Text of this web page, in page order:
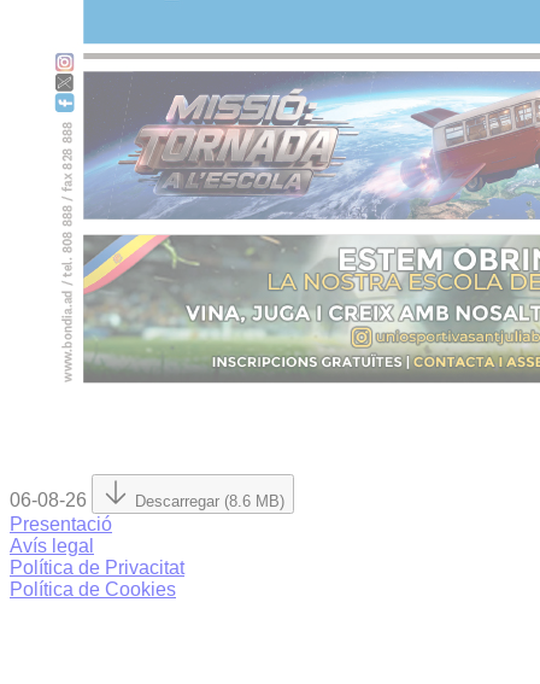
06-08-26 Descarregar (8.6 MB)
Presentació
Avís legal
Política de Privacitat
Política de Cookies